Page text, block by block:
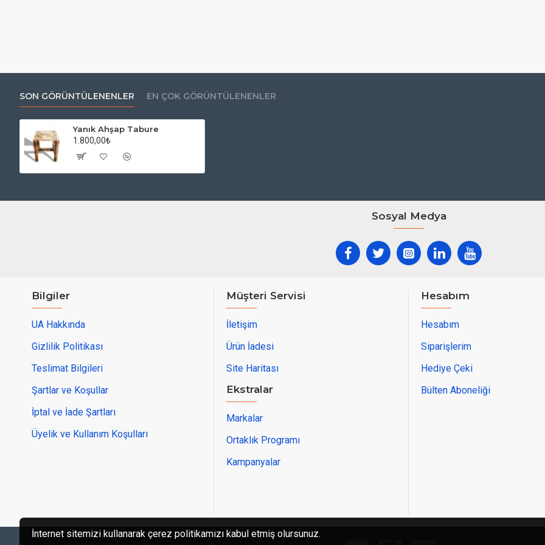
SON GÖRÜNTÜLENENLER EN ÇOK GÖRÜNTÜLENENLER
Yanık Ahşap Tabure
1.800,00₺
Sosyal Medya
Bilgiler
UA Hakkında
Gizlilik Politikası
Teslimat Bilgileri
Şartlar ve Koşullar
İptal ve İade Şartları
Üyelik ve Kullanım Koşulları
Müşteri Servisi
İletişim
Ürün İadesi
Site Haritası
Ekstralar
Markalar
Ortaklık Programı
Kampanyalar
Hesabım
Hesabım
Siparişlerim
Hediye Çeki
Bülten Aboneliği
İnternet sitemizi kullanarak çerez politikamızı kabul etmiş olursunuz.